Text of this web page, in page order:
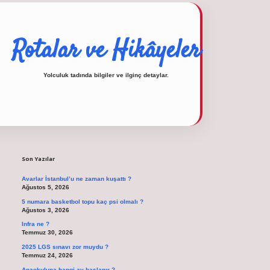
Rotalar ve Hikâyeler
Yolculuk tadında bilgiler ve ilginç detaylar.
Son Yazılar
Avarlar İstanbul’u ne zaman kuşattı ?
Ağustos 5, 2026
5 numara basketbol topu kaç psi olmalı ?
Ağustos 3, 2026
Infra ne ?
Temmuz 30, 2026
2025 LGS sınavı zor muydu ?
Temmuz 24, 2026